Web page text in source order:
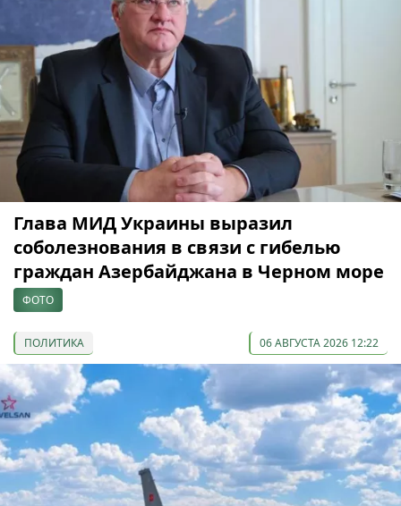
Глава МИД Украины выразил
соболезнования в связи с гибелью
граждан Азербайджана в Черном море
ФОТО
ПОЛИТИКА 06 АВГУСТА 2026 12:22